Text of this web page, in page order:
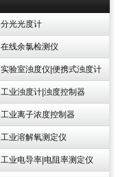
分光光度计
在线余氯检测仪
实验室浊度仪|便携式浊度计
工业浊度计|浊度控制器
工业离子浓度控制器
工业溶解氧测定仪
工业电导率|电阻率测定仪